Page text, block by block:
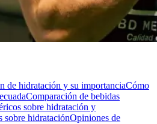
de hidratación y su importanciaCómo
Comparación de bebidas
sobre hidratación y
sobre hidrataciónOpiniones de